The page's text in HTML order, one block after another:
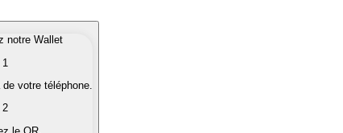
intéressent rapidement et en toute sécurité.
en monnaie fiduciaire lorsque vous en avez besoin.
notre Wallet
1
votre téléphone.
2